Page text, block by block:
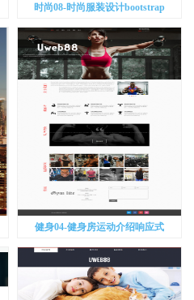
时尚08-时尚服装设计bootstrap
健身04-健身房运动介绍响应式